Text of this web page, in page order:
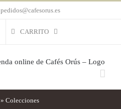
pedidos@cafesorus.es
CARRITO
» Colecciones